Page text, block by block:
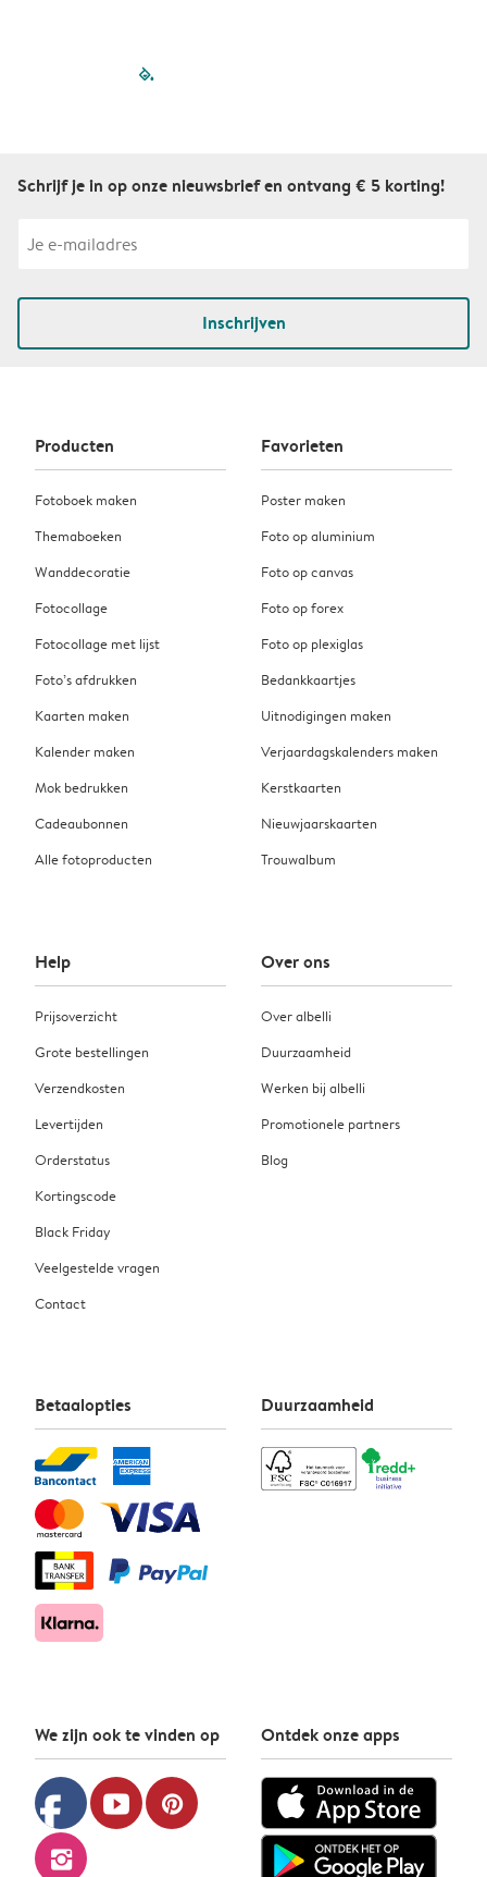
filled-pagination
Schrijf je in op onze nieuwsbrief en ontvang € 5 korting!
Inschrijven
Producten
Fotoboek maken
Themaboeken
Wanddecoratie
Fotocollage
Fotocollage met lijst
Foto’s afdrukken
Kaarten maken
Kalender maken
Mok bedrukken
Cadeaubonnen
Alle fotoproducten
Favorieten
Poster maken
Foto op aluminium
Foto op canvas
Foto op forex
Foto op plexiglas
Bedankkaartjes
Uitnodigingen maken
Verjaardagskalenders maken
Kerstkaarten
Nieuwjaarskaarten
Trouwalbum
Help
Prijsoverzicht
Grote bestellingen
Verzendkosten
Levertijden
Orderstatus
Kortingscode
Black Friday
Veelgestelde vragen
Contact
Over ons
Over albelli
Duurzaamheid
Werken bij albelli
Promotionele partners
Blog
Betaalopties Duurzaamheid
We zijn ook te vinden op
facebook youtube pinterest
instagram
Ontdek onze apps